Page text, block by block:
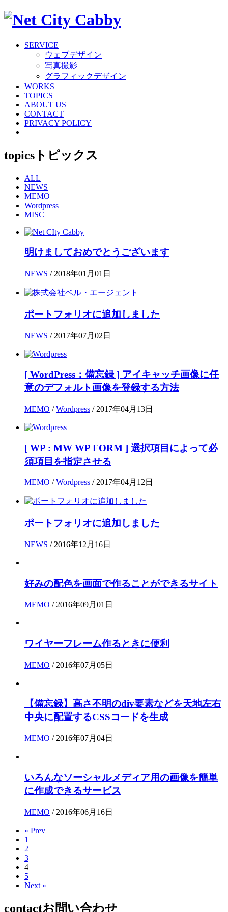
SERVICE
ウェブデザイン
写真撮影
グラフィックデザイン
WORKS
TOPICS
ABOUT US
CONTACT
PRIVACY POLICY
topics トピックス
ALL
NEWS
MEMO
Wordpress
MISC
明けましておめでとうございます
NEWS / 2018年01月01日
ポートフォリオに追加しました
NEWS / 2017年07月02日
[ WordPress：備忘録 ] アイキャッチ画像に任
意のデフォルト画像を登録する方法
MEMO /Wordpress / 2017年04月13日
[ WP : MW WP FORM ] 選択項目によって必
須項目を指定させる
MEMO /Wordpress / 2017年04月12日
ポートフォリオに追加しました
NEWS / 2016年12月16日
好みの配色を画面で作ることができるサイト
MEMO / 2016年09月01日
ワイヤーフレーム作るときに便利
MEMO / 2016年07月05日
【備忘録】高さ不明のdiv要素などを天地左右
中央に配置するCSSコードを生成
MEMO / 2016年07月04日
いろんなソーシャルメディア用の画像を簡単
に作成できるサービス
MEMO / 2016年06月16日
« Prev
1
2
3
4
5
Next »
contactお問い合わせ